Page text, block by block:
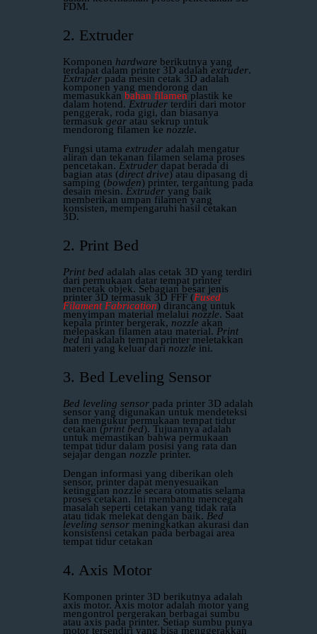
FDM.
2. Extruder
Komponen hardware berikutnya yang
terdapat dalam printer 3D adalahextruder.
Extruder pada mesin cetak 3D adalah
komponen yang mendorong dan
memasukkan bahan filamenplastik ke
dalam hotend. Extruder terdiri dari motor
penggerak, roda gigi, dan biasanya
termasuk gear atau sekrup untuk
mendorong filamen ke nozzle.
Fungsi utama extruder adalah mengatur
aliran dan tekanan filamen selama proses
pencetakan. Extruder dapat berada di
bagian atas (direct drive) atau dipasang di
samping (bowden) printer, tergantung pada
desain mesin. Extruder yang baik
memberikan umpan filamen yang
konsisten, mempengaruhi hasil cetakan
3D.
2. Print Bed
Print bed adalah alas cetak 3D yang terdiri
dari permukaan datar tempat printer
mencetak objek. Sebagian besar jenis
printer 3D termasuk 3D FFF (Fused
Filament Fabrication) dirancang untuk
menyimpan material melalui nozzle. Saat
kepala printer bergerak, nozzle akan
melepaskan filamen atau material. Print
bed ini adalah tempat printer meletakkan
materi yang keluar dari nozzle ini.
3. Bed Leveling Sensor
Bed leveling sensor pada printer 3D adalah
sensor yang digunakan untuk mendeteksi
dan mengukur permukaan tempat tidur
cetakan (print bed). Tujuannya adalah
untuk memastikan bahwa permukaan
tempat tidur dalam posisi yang rata dan
sejajar dengan nozzle printer.
Dengan informasi yang diberikan oleh
sensor, printer dapat menyesuaikan
ketinggian nozzle secara otomatis selama
proses cetakan. Ini membantu mencegah
masalah seperti cetakan yang tidak rata
atau tidak melekat dengan baik. Bed
leveling sensor meningkatkan akurasi dan
konsistensi cetakan pada berbagai area
tempat tidur cetakan
4. Axis Motor
Komponen printer 3D berikutnya adalah
axis motor. Axis motor adalah motor yang
mengontrol pergerakan berbagai sumbu
atau axis pada printer. Setiap sumbu punya
motor tersendiri yang bisa menggerakkan